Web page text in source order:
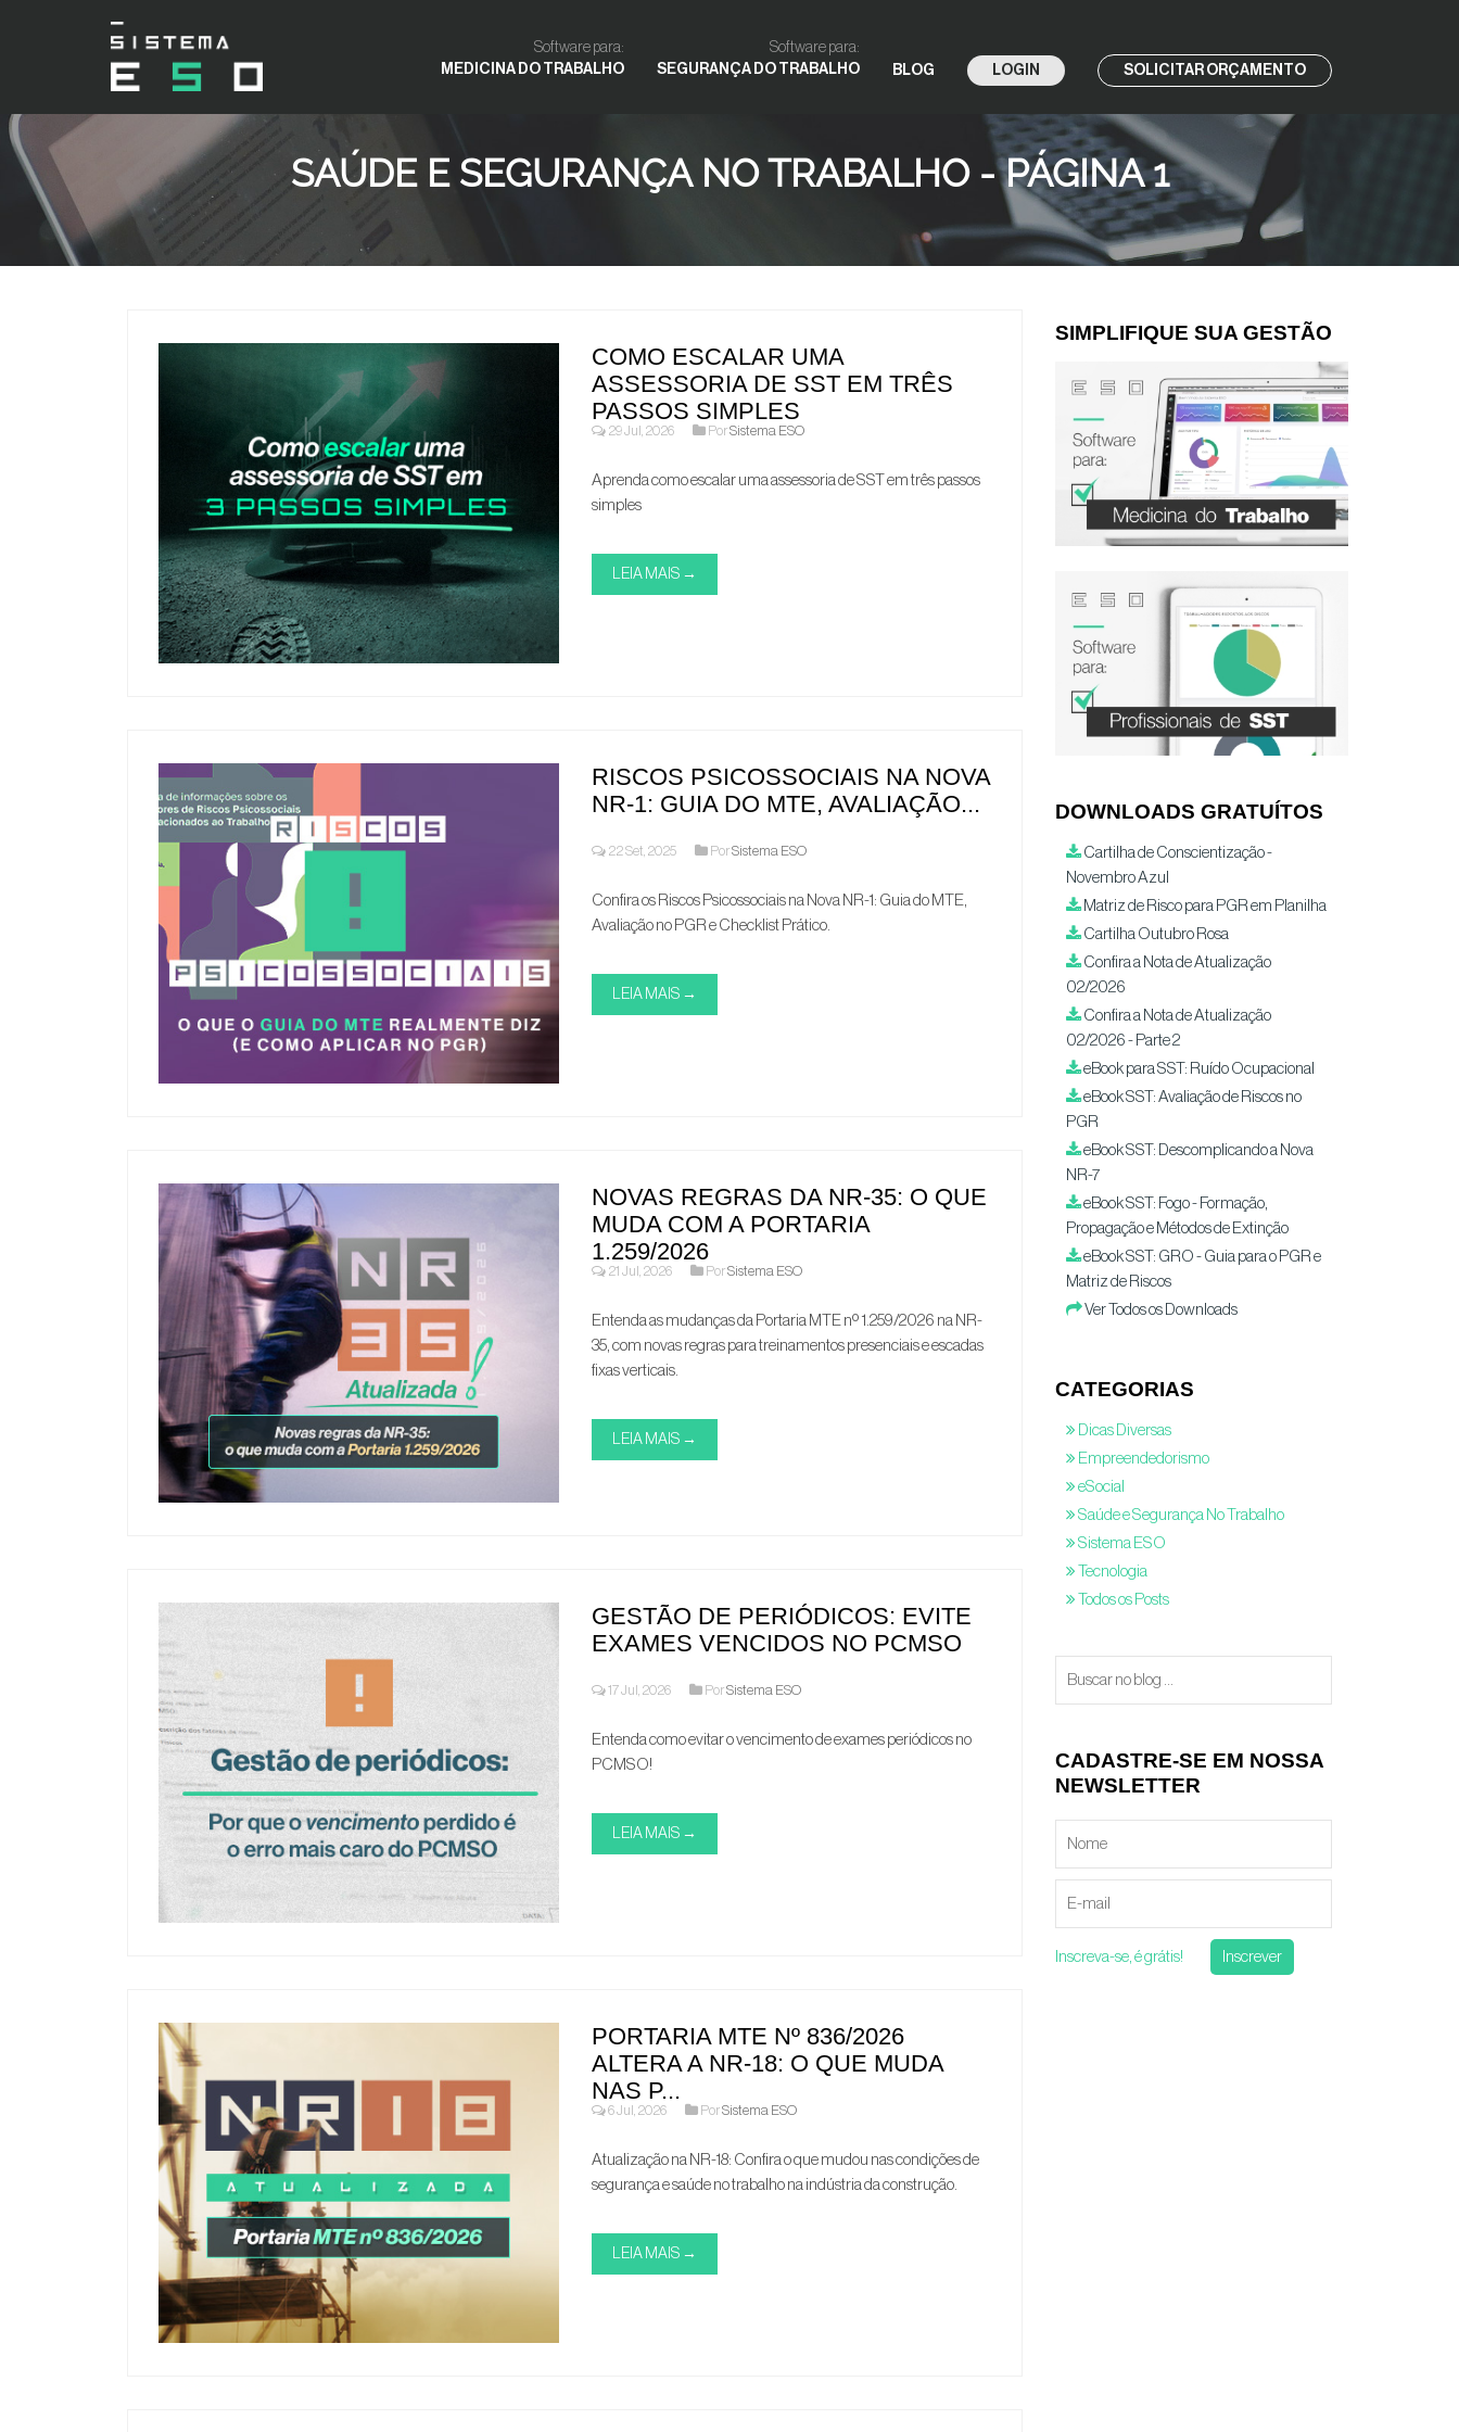
Software para:
MEDICINA DO TRABALHO
Software para:
SEGURANÇA DO TRABALHO
BLOG LOGIN SOLICITAR ORÇAMENTO
SAÚDE E SEGURANÇA NO TRABALHO - PÁGINA 1
COMO ESCALAR UMA
ASSESSORIA DE SST EM TRÊS
PASSOS SIMPLES
29 Jul, 2026 PorSistema ESO
Aprenda como escalar uma assessoria de SST em três passos
simples
LEIA MAIS →
RISCOS PSICOSSOCIAIS NA NOVA
NR-1: GUIA DO MTE, AVALIAÇÃO...
22 Set, 2025 PorSistema ESO
Confira os Riscos Psicossociais na Nova NR-1: Guia do MTE,
Avaliação no PGR e Checklist Prático.
LEIA MAIS →
NOVAS REGRAS DA NR-35: O QUE
MUDA COM A PORTARIA
1.259/2026
21 Jul, 2026 PorSistema ESO
Entenda as mudanças da Portaria MTE nº 1.259/2026 na NR-
35, com novas regras para treinamentos presenciais e escadas
fixas verticais.
LEIA MAIS →
GESTÃO DE PERIÓDICOS: EVITE
EXAMES VENCIDOS NO PCMSO
17 Jul, 2026 PorSistema ESO
Entenda como evitar o vencimento de exames periódicos no
PCMSO!
LEIA MAIS →
PORTARIA MTE Nº 836/2026
ALTERA A NR-18: O QUE MUDA
NAS P...
6 Jul, 2026 PorSistema ESO
Atualização na NR-18: Confira o que mudou nas condições de
segurança e saúde no trabalho na indústria da construção.
LEIA MAIS →
SIMPLIFIQUE SUA GESTÃO
DOWNLOADS GRATUÍTOS
Cartilha de Conscientização -
Novembro Azul
Matriz de Risco para PGR em Planilha
Cartilha Outubro Rosa
Confira a Nota de Atualização
02/2026
Confira a Nota de Atualização
02/2026 - Parte 2
eBook para SST: Ruído Ocupacional
eBook SST: Avaliação de Riscos no
PGR
eBook SST: Descomplicando a Nova
NR-7
eBook SST: Fogo - Formação,
Propagação e Métodos de Extinção
eBook SST: GRO - Guia para o PGR e
Matriz de Riscos
Ver Todos os Downloads
CATEGORIAS
Dicas Diversas
Empreendedorismo
eSocial
Saúde e Segurança No Trabalho
Sistema ESO
Tecnologia
Todos os Posts
CADASTRE-SE EM NOSSA
NEWSLETTER
Inscreva-se, é grátis! Inscrever